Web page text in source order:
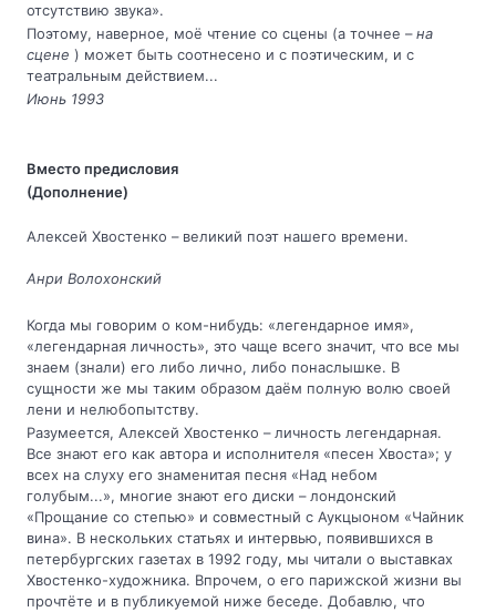
отсутствию звука».
Поэтому, наверное, моё чтение со сцены (а точнее –на
сцене ) может быть соотнесено и с поэтическим, и с
театральным действием...
Июнь 1993
Вместо предисловия
(Дополнение)
Алексей Хвостенко – великий поэт нашего времени.
Анри Волохонский
Когда мы говорим о ком-нибудь: «легендарное имя»,
«легендарная личность», это чаще всего значит, что все мы
знаем (знали) его либо лично, либо понаслышке. В
сущности же мы таким образом даём полную волю своей
лени и нелюбопытству.
Разумеется, Алексей Хвостенко – личность легендарная.
Все знают его как автора и исполнителя «песен Хвоста»; у
всех на слуху его знаменитая песня «Над небом
голубым...», многие знают его диски – лондонский
«Прощание со степью» и совместный с Аукцыоном «Чайник
вина». В нескольких статьях и интервью, появившихся в
петербургских газетах в 1992 году, мы читали о выставках
Хвостенко-художника. Впрочем, о его парижской жизни вы
прочтёте и в публикуемой ниже беседе. Добавлю, что